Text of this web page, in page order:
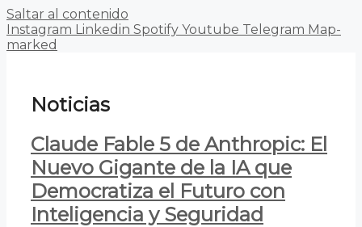
Saltar al contenido
Instagram Linkedin Spotify Youtube Telegram Map-
marked
Noticias
Claude Fable 5 de Anthropic: El
Nuevo Gigante de la IA que
Democratiza el Futuro con
Inteligencia y Seguridad